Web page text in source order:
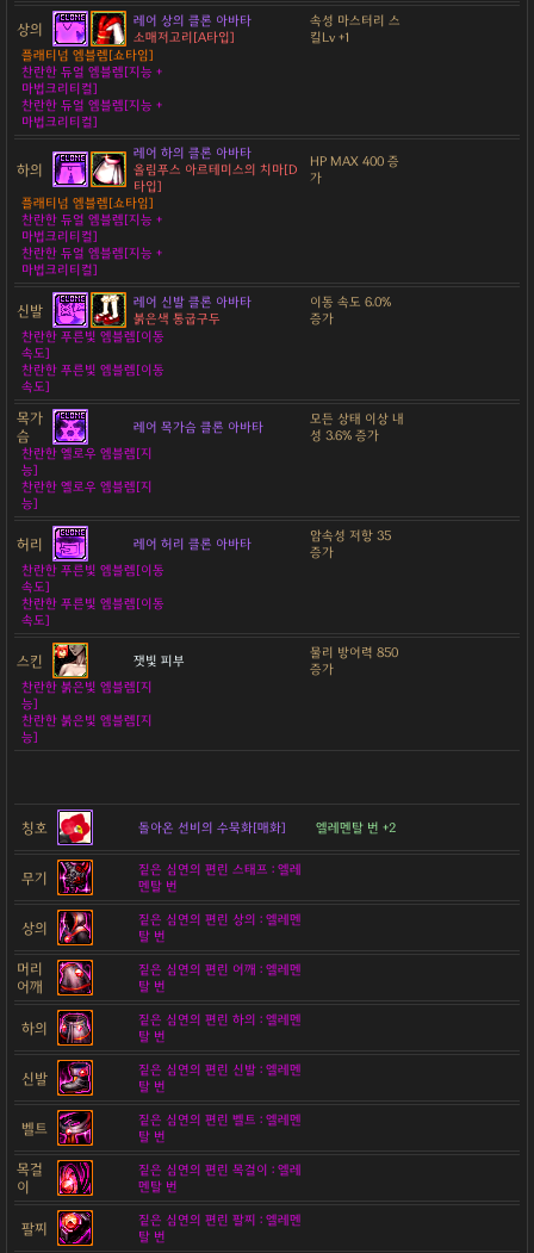
상의
레어 상의 클론 아바타
소매저고리[A타입]
속성 마스터리 스
킬Lv +1
플래티넘 엠블렘[쇼타임]
찬란한 듀얼 엠블렘[지능 +
마법크리티컬]
찬란한 듀얼 엠블렘[지능 +
마법크리티컬]
하의
레어 하의 클론 아바타
올림푸스 아르테미스의 치마[D
타입]
HP MAX 400 증
가
플래티넘 엠블렘[쇼타임]
찬란한 듀얼 엠블렘[지능 +
마법크리티컬]
찬란한 듀얼 엠블렘[지능 +
마법크리티컬]
신발
레어 신발 클론 아바타
붉은색 통굽구두
이동 속도 6.0%
증가
찬란한 푸른빛 엠블렘[이동
속도]
찬란한 푸른빛 엠블렘[이동
속도]
목가
슴
레어 목가슴 클론 아바타
모든 상태 이상 내
성 3.6% 증가
찬란한 옐로우 엠블렘[지
능]
찬란한 옐로우 엠블렘[지
능]
허리 레어 허리 클론 아바타
암속성 저항 35
증가
찬란한 푸른빛 엠블렘[이동
속도]
찬란한 푸른빛 엠블렘[이동
속도]
스킨 잿빛 피부
물리 방어력 850
증가
찬란한 붉은빛 엠블렘[지
능]
찬란한 붉은빛 엠블렘[지
능]
칭호 돌아온 선비의 수묵화[매화] 엘레멘탈 번 +2
무기
짙은 심연의 편린 스태프 : 엘레
멘탈 번
상의
짙은 심연의 편린 상의 : 엘레멘
탈 번
머리
어깨
짙은 심연의 편린 어깨 : 엘레멘
탈 번
하의
짙은 심연의 편린 하의 : 엘레멘
탈 번
신발
짙은 심연의 편린 신발 : 엘레멘
탈 번
벨트
짙은 심연의 편린 벨트 : 엘레멘
탈 번
목걸
이
짙은 심연의 편린 목걸이 : 엘레
멘탈 번
팔찌
짙은 심연의 편린 팔찌 : 엘레멘
탈 번